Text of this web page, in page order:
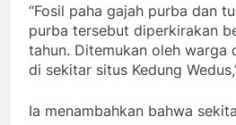
“Fosil paha gajah purba dan
purba tersebut diperkirakan
tahun. Ditemukan oleh warga
di sekitar situs Kedung
Ia menambahkan bahwa